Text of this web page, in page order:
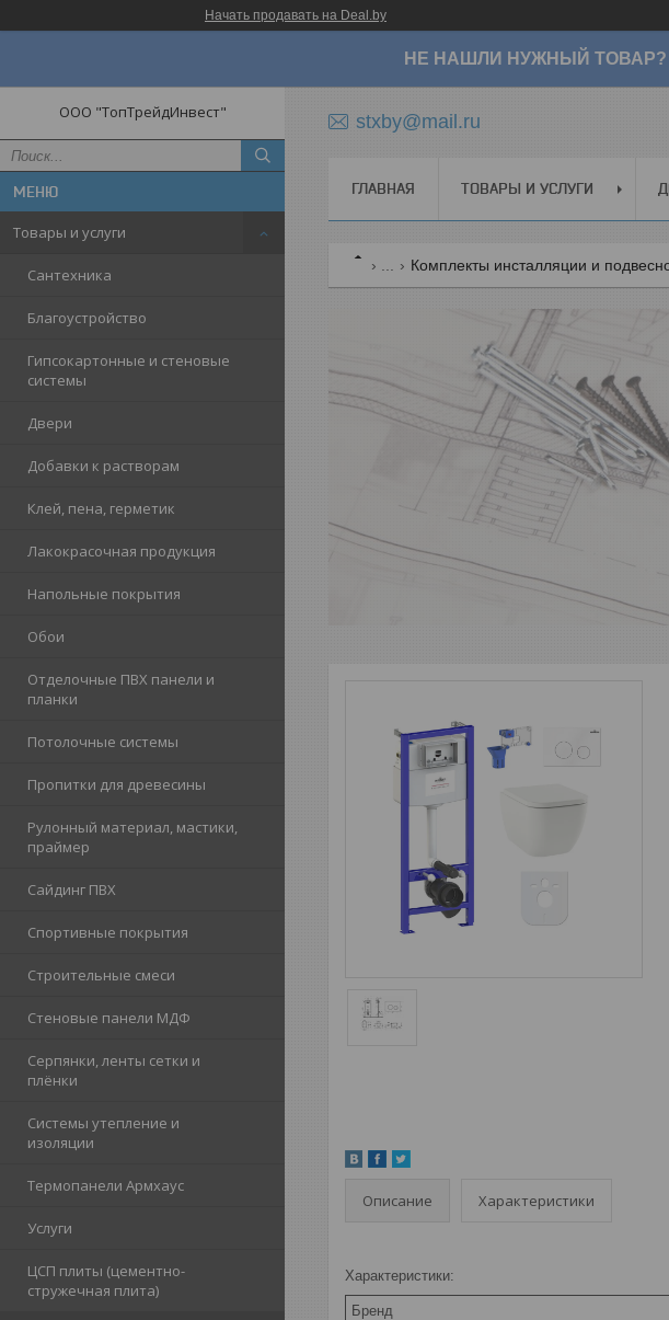
Начать продавать на Deal.by
НЕ НАШЛИ НУЖНЫЙ
ООО "ТопТрейдИнвест"
Товары и услуги
Сантехника
Благоустройство
Гипсокартонные и стеновые
системы
Двери
Добавки к растворам
Клей, пена, герметик
Лакокрасочная продукция
Напольные покрытия
Обои
Отделочные ПВХ панели и
планки
Потолочные системы
Пропитки для древесины
Рулонный материал, мастики,
праймер
Сайдинг ПВХ
Спортивные покрытия
Строительные смеси
Стеновые панели МДФ
Серпянки, ленты сетки и
плёнки
Системы утепление и
изоляции
Термопанели Армхаус
Услуги
ЦСП плиты (цементно-
стружечная плита)
stxby@mail.ru
ГЛАВНАЯ ТОВАРЫ И УСЛУГИ
Комплекты инсталляции и
Описание Характеристики
Характеристики:
Бренд